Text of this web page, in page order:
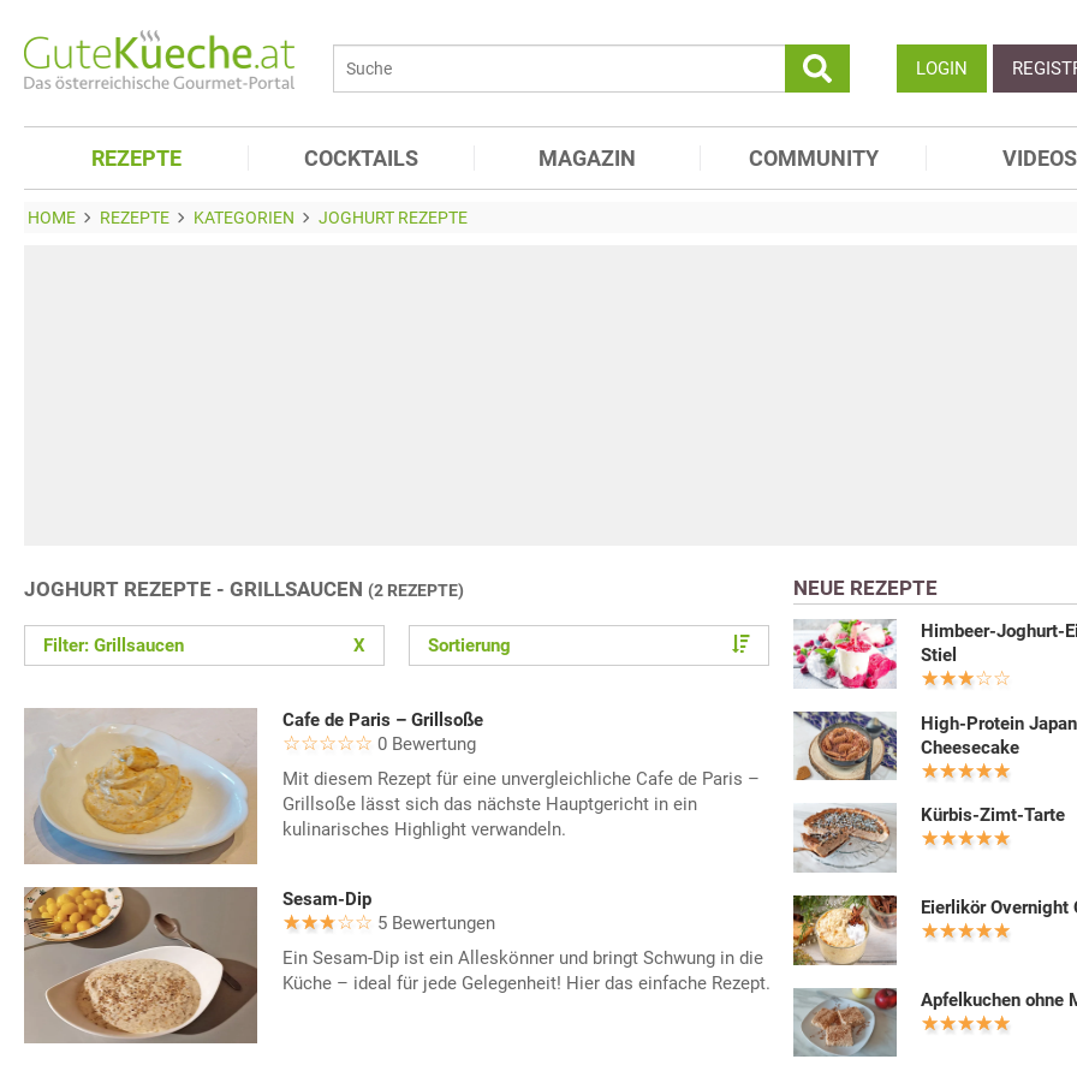
LOGIN
REZEPTE COCKTAILS MAGAZIN COMMUNITY VIDEOS
HOME REZEPTE KATEGORIEN JOGHURT REZEPTE
JOGHURT REZEPTE - GRILLSAUCEN (2 REZEPTE)
Filter: Grillsaucen X Sortierung
Cafe de Paris – Grillsoße
0 Bewertung
Mit diesem Rezept für eine unvergleichliche Cafe de Paris –
Grillsoße lässt sich das nächste Hauptgericht in ein
kulinarisches Highlight verwandeln.
Sesam-Dip
5 Bewertungen
Ein Sesam-Dip ist ein Alleskönner und bringt Schwung in die
Küche – ideal für jede Gelegenheit! Hier das einfache Rezept.
NEUE REZEPTE
Himbeer-Joghurt-
Stiel
High-Protein
Cheesecake
Kürbis-Zimt-Tarte
Eierlikör Overnight
Apfelkuchen ohne